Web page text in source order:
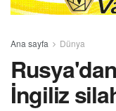
Ana sayfa Dünya
İngiliz